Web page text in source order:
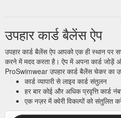
उपहार कार्ड बैलेंस ऐप
उपहार कार्ड बैलेंस ऐप आपको एक ही स्थान पर
करने में मदद करता है। ऐप में अपना कार्ड जोड़ें
ProSwimwear उपहार कार्ड बैलेंस चेकर का
कार्ड व्यापारी से लाइव कार्ड संतुलन
हर बार कोई और अधिक प्रवृत्ति कार्ड
एक नज़र में क्वेरी विकल्पों को संतुलित